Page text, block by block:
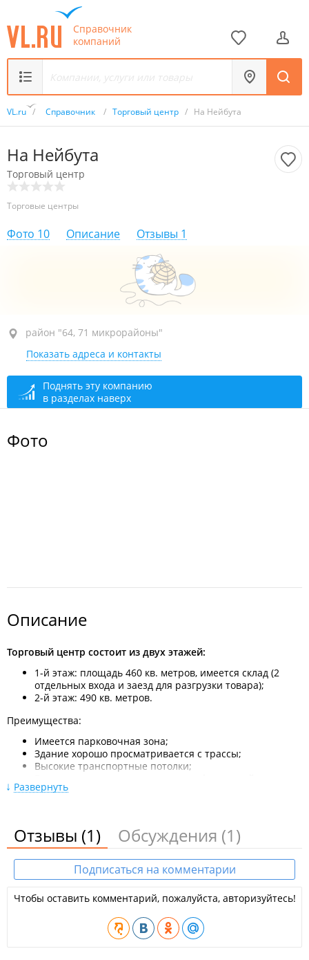
Справочник
компаний
VL.ru / Справочник / Торговый центр / На Нейбута
На Нейбута
Торговый центр
Торговые центры
Фото 10 Описание Отзывы 1
район "64, 71 микрорайоны", ул. Нейбута, 10В
открыто: 10:00–22:00
район "64, 71 микрорайоны"
Показать адреса и контакты
Поднять эту компанию
в разделах наверх
Фото
Описание
Торговый центр состоит из двух этажей:
1-й этаж: площадь 460 кв. метров, имеется склад (2
отдельных входа и заезд для разгрузки товара);
2-й этаж: 490 кв. метров.
Преимущества:
Имеется парковочная зона;
Здание хорошо просматривается с трассы;
Высокие транспортные потолки;
рекламной конструкции на фасаде здания;
Застройщик- ООО "Будущее".
В торговом центре "На Нейбута" находятся:
Продуктовые магазины:
Магазин разливного пива "ВкусноПенно
Развернуть
Отзывы (1) Обсуждения (1)
Подписаться на комментарии
Чтобы оставить комментарий, пожалуйста, авторизуйтесь!